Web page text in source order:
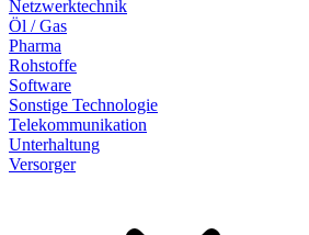
Netzwerktechnik
Öl / Gas
Pharma
Rohstoffe
Software
Sonstige Technologie
Telekommunikation
Unterhaltung
Versorger